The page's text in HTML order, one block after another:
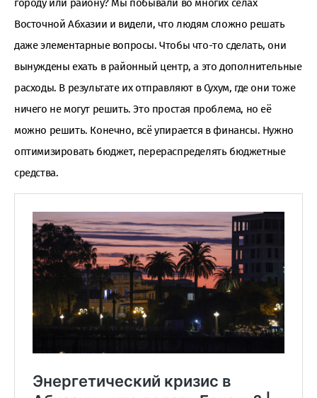
городу или району? Мы побывали во многих сёлах
Восточной Абхазии и видели, что людям сложно решать
даже элементарные вопросы. Чтобы что-то сделать, они
вынуждены ехать в районный центр, а это дополнительные
расходы. В результате их отправляют в Сухум, где они тоже
ничего не могут решить. Это простая проблема, но её
можно решить. Конечно, всё упирается в финансы. Нужно
оптимизировать бюджет, перераспределять бюджетные
средства.